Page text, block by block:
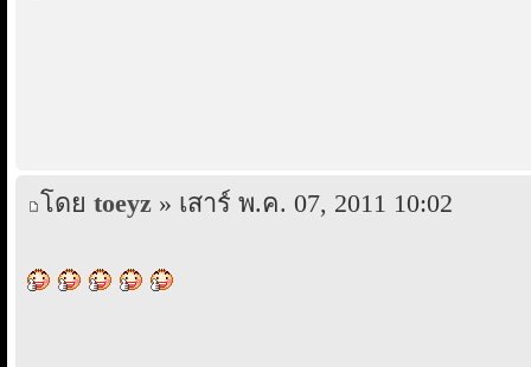
โดย toeyz » เสาร์ พ.ค. 07, 2011 10:02